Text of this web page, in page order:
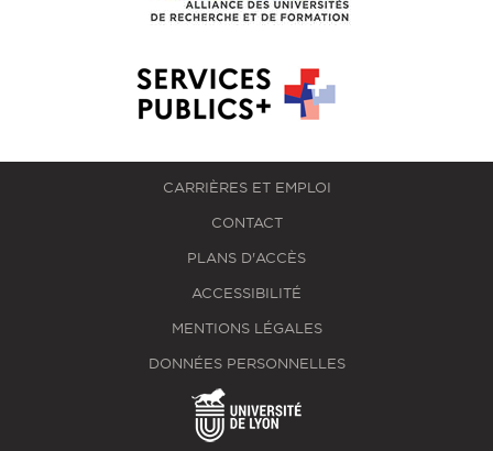
CARRIÈRES ET EMPLOI
CONTACT
PLANS D'ACCÈS
ACCESSIBILITÉ
MENTIONS LÉGALES
DONNÉES PERSONNELLES